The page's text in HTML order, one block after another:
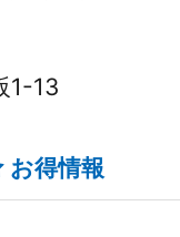
1-13
お得情報